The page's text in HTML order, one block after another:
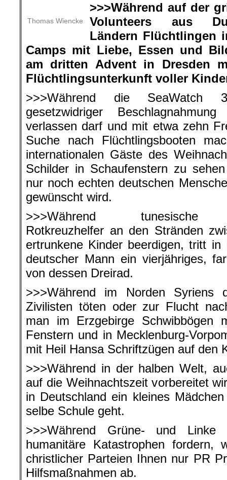
Thomas Wiencke
>>>Während auf der
Volunteers aus
Ländern Flüchtlingen
Camps mit Liebe, Essen und
am dritten Advent in Dresden
Flüchtlingsunterkunft voller
>>>Während die SeaWatch
gesetzwidriger
verlassen darf und mit etwa zehn
Suche nach Flüchtlingsbooten
internationalen Gäste des
Schilder in Schaufenstern zu
nur noch echten deutschen
gewünscht wird.
>>>Während tunesische
Rotkreuzhelfer an den Stränden
ertrunkene Kinder beerdigen, tritt in
deutscher Mann ein vierjähriges,
von dessen Dreirad.
>>>Während im Norden Syriens
Zivilisten töten oder zur Flucht
man im Erzgebirge Schwibbögen
Fenstern und in Mecklenburg-
mit Heil Hansa Schriftzügen auf den
>>>Während in der halben Welt,
auf die Weihnachtszeit vorbereitet
in Deutschland ein kleines
selbe Schule geht.
>>>Während Grüne- und Linke
humanitäre Katastrophen fordern,
christlicher Parteien Ihnen nur PR
Hilfsmaßnahmen ab.